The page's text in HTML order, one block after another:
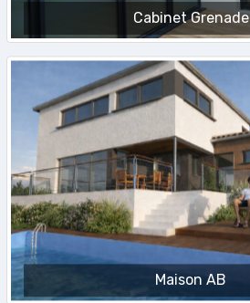
Cabinet Grenade
Maison AB